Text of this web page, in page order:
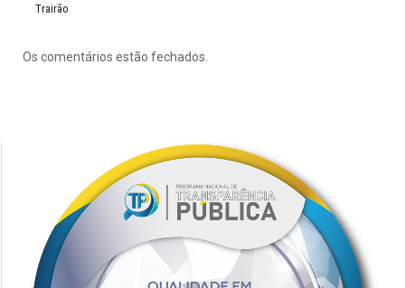
Trairão
Os comentários estão fechados.